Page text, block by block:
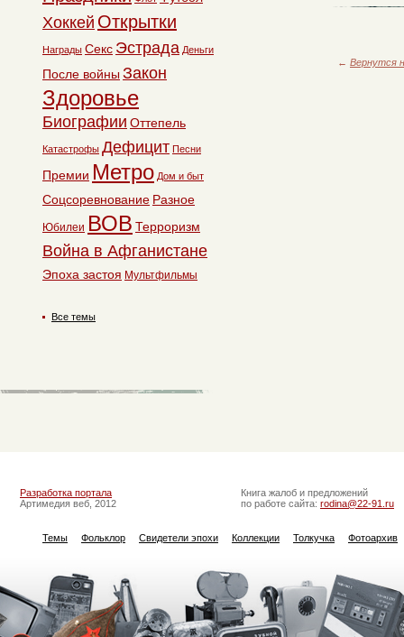
← Вернутся
Хоккей Открытки
Награды Секс Эстрада Деньги
После войны Закон
Здоровье
Биографии Оттепель
Катастрофы Дефицит Песни
Премии Метро Дом и быт
Соцсоревнование Разное
Юбилеи ВОВ Терроризм
Война в Афганистане
Эпоха застоя Мультфильмы
Все темы
Разработка портала
Артимедия веб, 2012
Книга жалоб и предложений
по работе сайта: rodina@22-91.ru
Темы Фольклор Свидетели эпохи Коллекции Толкучка Фотоархив